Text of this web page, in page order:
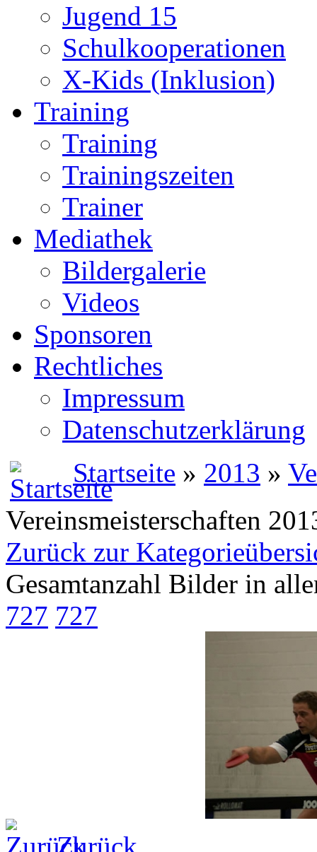
Jugend 15
Schulkooperationen
X-Kids (Inklusion)
Training
Training
Trainingszeiten
Trainer
Mediathek
Bildergalerie
Videos
Sponsoren
Rechtliches
Impressum
Datenschutzerklärung
Startseite » 2013 »
Vereinsmeisterschaften
Zurück zur
Gesamtanzahl Bilder in
727 727
Zurück